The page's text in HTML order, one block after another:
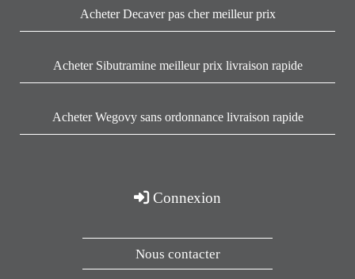
Acheter Decaver pas cher meilleur prix
Acheter Sibutramine meilleur prix livraison rapide
Acheter Wegovy sans ordonnance livraison rapide
Connexion
Nous contacter